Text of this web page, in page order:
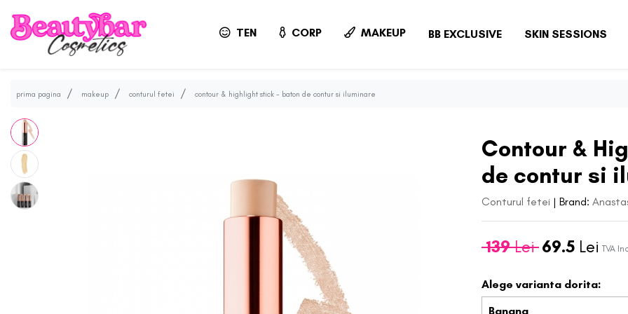
TEN CORP MAKEUP BB EXCLUSIVE SKIN SESSIONS
prima pagina makeup conturul fetei contour & highlight stick - baton de contur si iluminare
Contour &
de contur si
Conturul fetei | Brand:
139Lei 69.5 Lei TVA
Alege varianta dorita:
Banana